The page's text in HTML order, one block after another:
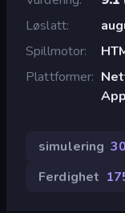
Løslatt
Spillmotor
Plattformer
simulering
Ferdighet